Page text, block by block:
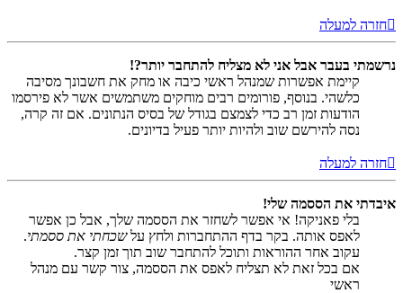
חזרה למעלה
נרשמתי בעבר אבל אני לא מצליח להתחבר יותר?!
קיימת אפשרות שמנהל ראשי כיבה או מחק את חשבונך מסיבה
כלשהי. בנוסף, פורומים רבים מוחקים משתמשים אשר לא פירסמו
הודעות זמן רב כדי לצמצם בגודל של בסיס הנתונים. אם זה קרה,
נסה להירשם שוב ולהיות יותר פעיל בדיונים.
חזרה למעלה
איבדתי את הססמה שלי!
בלי פאניקה! אי אפשר לשחזר את הססמה שלך, אבל כן אפשר
לאפס אותה. בקר בדף ההתחברות ולחץ עלשכחתי את ססמתי.
עקוב אחר ההוראות ותוכל להתחבר שוב תוך זמן קצר.
אם בכל זאת לא תצליח לאפס את הססמה, צור קשר עם מנהל
ראשי